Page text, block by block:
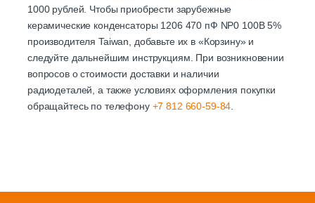
1000 рублей. Чтобы приобрести зарубежные
керамические конденсаторы 1206 470 пФ NP0 100В 5%
производителя Taiwan, добавьте их в «Корзину» и
следуйте дальнейшим инструкциям. При возникновении
вопросов о стоимости доставки и наличии
радиодеталей, а также условиях оформления покупки
обращайтесь по телефону +7 812 660-59-84.